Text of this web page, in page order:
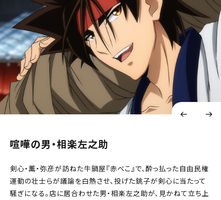
喧嘩の男・相楽左之助
剣心・薫・弥彦が訪ねた牛鍋屋『赤べこ』で、酔っ払った自由民権
運動の壮士らが議論を白熱させ、投げた銚子が剣心に当たって
騒ぎになる。店に居合わせた男・相楽左之助が、見かねて立ち上